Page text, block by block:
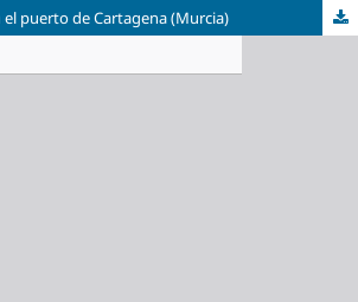
el puerto de Cartagena (Murcia)